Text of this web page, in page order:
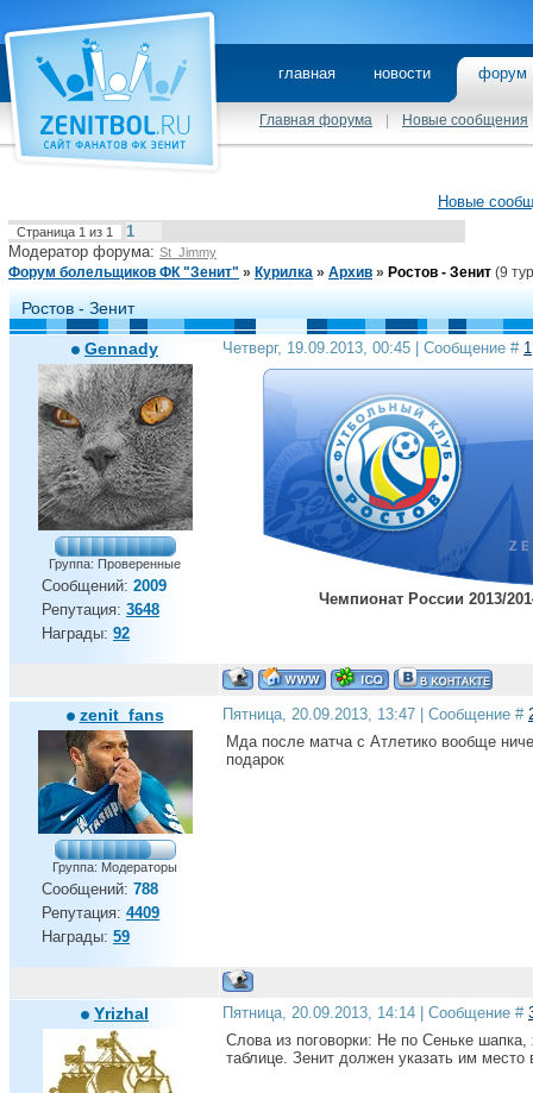
главная новости
Главная форума Новые сообщения
Новые
Страница 1 из 1
1
Модератор форума: St_Jimmy
Форум болельщиков ФК "Зенит" » Курилка » Архив » Ростов - Зенит (9
Ростов - Зенит
Gennady
Группа: Проверенные
Сообщений: 2009
Репутация: 3648
Награды: 92
Четверг, 19.09.2013, 00:45 | Сообщение # 1
Чемпионат России 2013/
zenit_fans
Группа: Модераторы
Сообщений: 788
Репутация: 4409
Награды: 59
Пятница, 20.09.2013, 13:47 | Сообщение #
Мда после матча с Атлетико вообще
подарок
Yrizhal Пятница, 20.09.2013, 14:14 | Сообщение #
Слова из поговорки: Не по Сеньке
таблице. Зенит должен указать им